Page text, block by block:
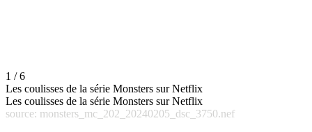
1 / 6
Les coulisses de la série Monsters sur Netflix
Les coulisses de la série Monsters sur Netflix
source: monsters_mc_202_20240205_dsc_3750.nef